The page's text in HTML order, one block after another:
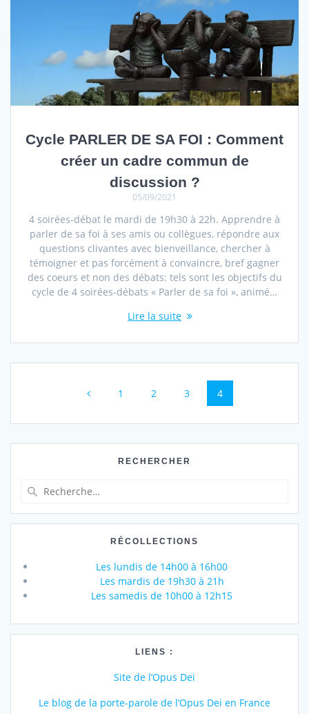
Cycle PARLER DE SA FOI : Comment
créer un cadre commun de
discussion ?
05/09/2021
4 soirées-débat le mardi de 19h30 à 22h. Apprendre à
parler de sa foi à ses amis ou collègues, répondre aux
questions clivantes avec bienveillance, chercher à
témoigner et pas forcément à convaincre, bref gagner
des coeurs et non des débats: tels sont les objectifs du
cycle de 4 soirées-débats « Parler de sa foi », animé…
Lire la suite
articles
Page
1 Page
2 Page
3 Page
4
RECHERCHER
:
RÉCOLLECTIONS
Les lundis de 14h00 à 16h00
Les mardis de 19h30 à 21h
Les samedis de 10h00 à 12h15
LIENS :
Site de l’Opus Dei
Le blog de la porte-parole de l’Opus Dei en France